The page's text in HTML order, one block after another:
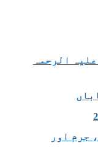
الرحمہ
جرم اور